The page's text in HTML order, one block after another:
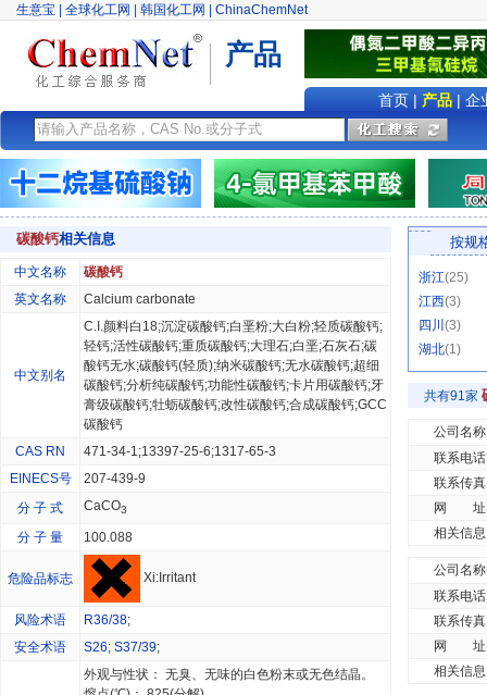
生意宝 全球化工网 韩国化工网 ChinaChemNet
产品
首页| 产品| 企
碳酸钙相关信息
中文名称
碳酸钙
英文名称
Calcium carbonate
中文别名
C.I.颜料白18;沉淀碳酸钙;白垩粉;大白粉;轻质碳酸钙;
轻钙;活性碳酸钙;重质碳酸钙;大理石;白垩;石灰石;碳
酸钙无水;碳酸钙(轻质);纳米碳酸钙;无水碳酸钙;超细
碳酸钙;分析纯碳酸钙;功能性碳酸钙;卡片用碳酸钙;牙
膏级碳酸钙;牡蛎碳酸钙;改性碳酸钙;合成碳酸钙;GCC
碳酸钙
CAS RN
471-34-1;13397-25-6;1317-65-3
EINECS号
207-439-9
分 子 式
CaCO3
分 子 量 100.088
危险品标志 Xi:Irritant
风险术语 R36/38;
安全术语
S26; S37/39;
外观与性状： 无臭、无味的白色粉末或无色结晶。
按规
浙江(25)
江西(3)
四川 (3)
湖北(1)
共有91家
公司名称
联系电话
联系传真
网 址
相关信息
公司名称
联系电话
联系传真
网 址
相关信息